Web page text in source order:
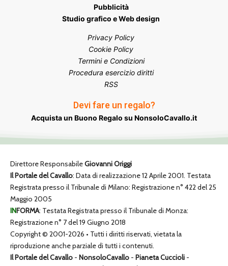
Pubblicità
Studio grafico e Web design
Privacy Policy
Cookie Policy
Termini e Condizioni
Procedura esercizio diritti
RSS
Devi fare un regalo?
Acquista un Buono Regalo su NonsoloCavallo.it
Direttore ResponsabileGiovanni Origgi
Il Portale del Cavallo: Data di realizzazione 12 Aprile 2001. Testata
Registrata presso il Tribunale di Milano: Registrazione n° 422 del 25
Maggio 2005
INFORMA: Testata Registrata presso il Tribunale di Monza:
Registrazione n° 7 del 19 Giugno 2018
Copyright © 2001-2026 • Tutti i diritti riservati, vietata la
riproduzione anche parziale di tutti i contenuti.
Il Portale del Cavallo - NonsoloCavallo - Pianeta Cuccioli -